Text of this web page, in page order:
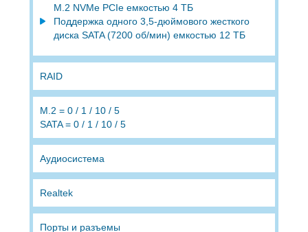
M.2 NVMe PCIe емкостью 4 ТБ
Поддержка одного 3,5-дюймового жесткого
диска SATA (7200 об/мин) емкостью 12 ТБ
RAID
M.2 = 0 / 1 / 10 / 5
SATA = 0 / 1 / 10 / 5
Аудиосистема
Realtek
Порты и разъемы